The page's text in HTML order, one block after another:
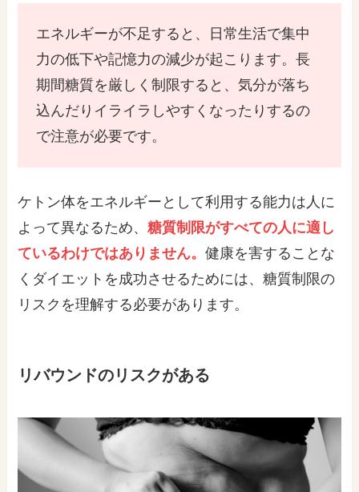
エネルギーが不足すると、日常生活で集中
力の低下や記憶力の減少が起こります。長
期間糖質を厳しく制限すると、気分が落ち
込んだりイライラしやすくなったりするの
で注意が必要です。
ケトン体をエネルギーとして利用する能力は人に
よって異なるため、糖質制限がすべての人に適し
ているわけではありません。健康を害することな
くダイエットを成功させるためには、糖質制限の
リスクを理解する必要があります。
リバウンドのリスクがある